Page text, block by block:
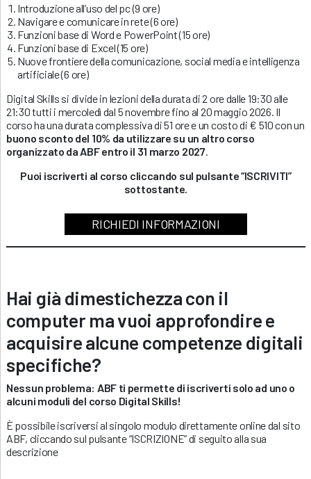
Introduzione all’uso del pc (9 ore)
Navigare e comunicare in rete (6 ore)
Funzioni base di Word e PowerPoint (15 ore)
Funzioni base di Excel (15 ore)
Nuove frontiere della comunicazione, social media e intelligenza
artificiale (6 ore)
Digital Skills si divide in lezioni della durata di 2 ore dalle 19:30 alle
21:30 tutti i mercoledì dal 5 novembre fino al 20 maggio 2026. Il
corso ha una durata complessiva di 51 ore e un costo di € 510 con un
buono sconto del 10% da utilizzare su un altro corso
organizzato da ABF entro il 31 marzo 2027
Puoi iscriverti al corso cliccando sul pulsante “ISCRIVITI”
sottostante.
RICHIEDI INFORMAZIONI
Hai già dimestichezza con il
computer ma vuoi approfondire e
acquisire alcune competenze digitali
specifiche?
Nessun problema: ABF ti permette di iscriverti solo ad uno o
alcuni moduli del corso Digital Skills!
È possibile iscriversi al singolo modulo direttamente online dal sito
ABF, cliccando sul pulsante “ISCRIZIONE” di seguito alla sua
descrizione